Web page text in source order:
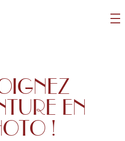
EN
!